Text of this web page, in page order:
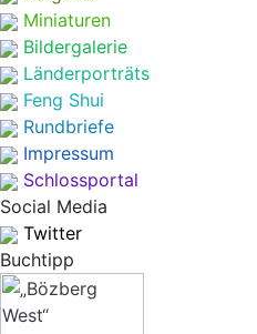
Miniaturen
Bildergalerie
Länderporträts
Feng Shui
Rundbriefe
Impressum
Schlossportal
Social Media
Twitter
Buchtipp